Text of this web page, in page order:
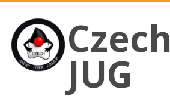
content
Czech JUG
CZECH JAVA USER GROUP
Czech
JUG